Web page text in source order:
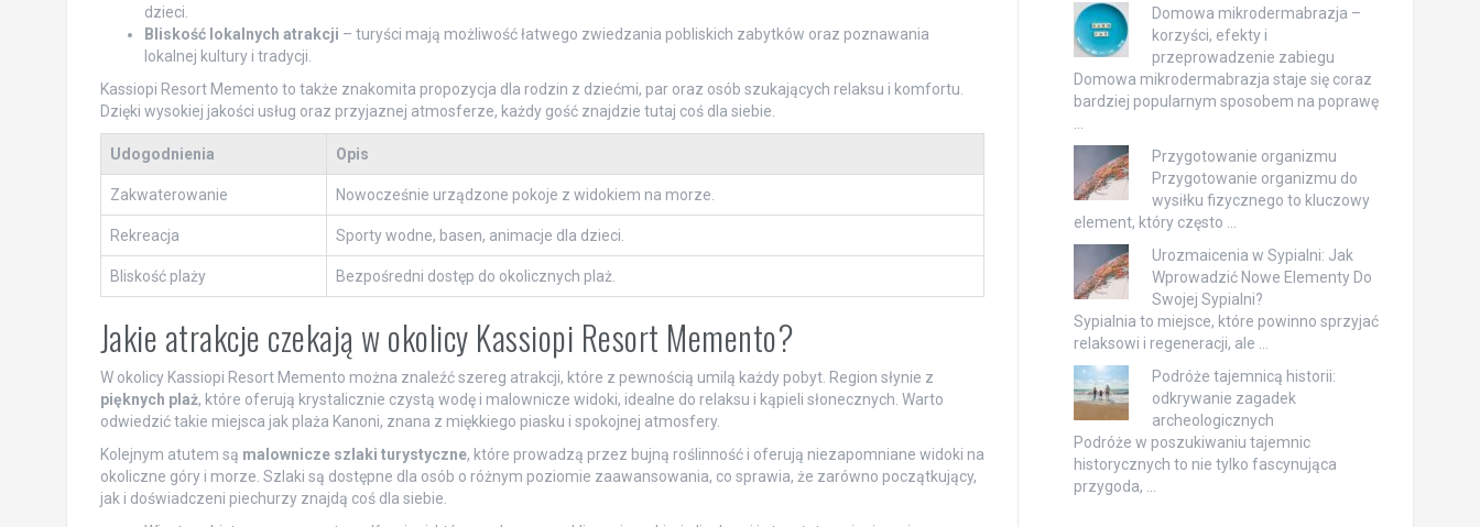
dzieci.
Bliskość lokalnych atrakcji – turyści mają możliwość łatwego zwiedzania pobliskich zabytków oraz poznawania
lokalnej kultury i tradycji.
Kassiopi Resort Memento to także znakomita propozycja dla rodzin z dziećmi, par oraz osób szukających relaksu i komfortu.
Dzięki wysokiej jakości usług oraz przyjaznej atmosferze, każdy gość znajdzie tutaj coś dla siebie.
Udogodnienia Opis
Zakwaterowanie Nowocześnie urządzone pokoje z widokiem na morze.
Rekreacja Sporty wodne, basen, animacje dla dzieci.
Bliskość plaży Bezpośredni dostęp do okolicznych plaż.
Jakie atrakcje czekają w okolicy Kassiopi Resort Memento?
W okolicy Kassiopi Resort Memento można znaleźć szereg atrakcji, które z pewnością umilą każdy pobyt. Region słynie z
pięknych plaż, które oferują krystalicznie czystą wodę i malownicze widoki, idealne do relaksu i kąpieli słonecznych. Warto
odwiedzić takie miejsca jak plaża Kanoni, znana z miękkiego piasku i spokojnej atmosfery.
Kolejnym atutem są malownicze szlaki turystyczne, które prowadzą przez bujną roślinność i oferują niezapomniane widoki na
okoliczne góry i morze. Szlaki są dostępne dla osób o różnym poziomie zaawansowania, co sprawia, że zarówno początkujący,
jak i doświadczeni piechurzy znajdą coś dla siebie.
Domowa mikrodermabrazja –
korzyści, efekty i
przeprowadzenie zabiegu
Domowa mikrodermabrazja staje się coraz
bardziej popularnym sposobem na poprawę
Przygotowanie organizmu
Przygotowanie organizmu do
wysiłku fizycznego to kluczowy
element, który często …
Urozmaicenia w Sypialni: Jak
Wprowadzić Nowe Elementy Do
Swojej Sypialni?
Sypialnia to miejsce, które powinno sprzyjać
relaksowi i regeneracji, ale …
Podróże tajemnicą historii:
odkrywanie zagadek
archeologicznych
Podróże w poszukiwaniu tajemnic
historycznych to nie tylko fascynująca
przygoda, …